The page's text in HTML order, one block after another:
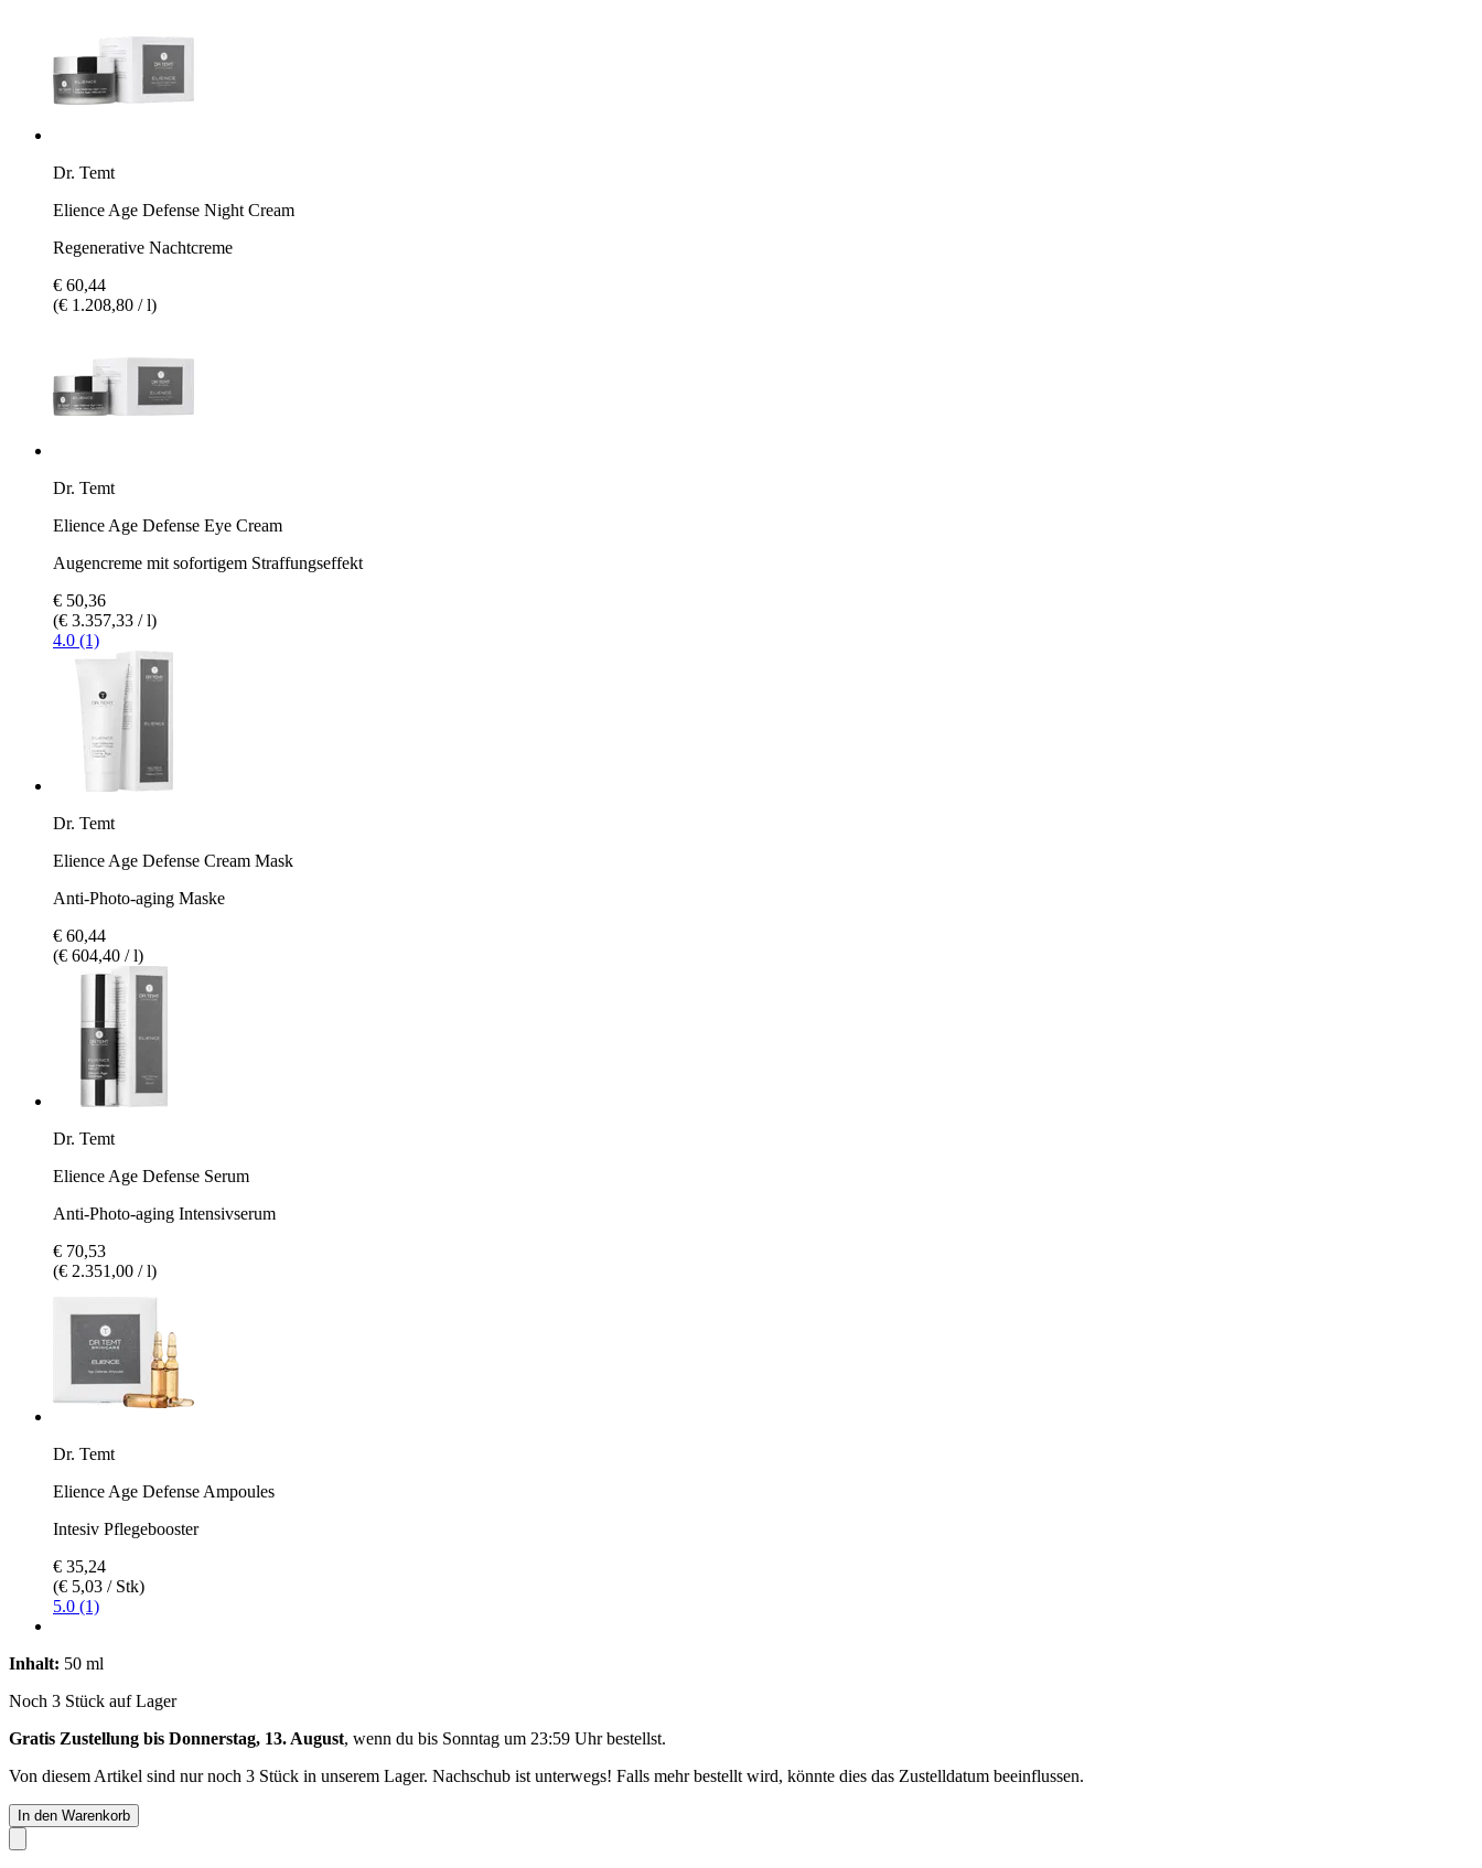
Dr. Temt
Elience Age Defense Night Cream
Regenerative Nachtcreme
€ 60,44
(€ 1.208,80 / l)
Dr. Temt
Elience Age Defense Eye Cream
Augencreme mit sofortigem Straffungseffekt
€ 50,36
(€ 3.357,33 / l)
4.0 (1)
Dr. Temt
Elience Age Defense Cream Mask
Anti-Photo-aging Maske
€ 60,44
(€ 604,40 / l)
Dr. Temt
Elience Age Defense Serum
Anti-Photo-aging Intensivserum
€ 70,53
(€ 2.351,00 / l)
Dr. Temt
Elience Age Defense Ampoules
Intesiv Pflegebooster
€ 35,24
(€ 5,03 / Stk)
5.0 (1)
Inhalt: 50 ml
Noch 3 Stück auf Lager
Gratis Zustellung bis Donnerstag, 13. August, wenn du bis Sonntag um 23:59 Uhrbestellst.
Von diesem Artikel sind nur noch 3 Stück in unserem Lager. Nachschub ist unterwegs! Falls mehr bestellt wird, könnte dies das Zustelldatum beeinflussen.
In den Warenkorb